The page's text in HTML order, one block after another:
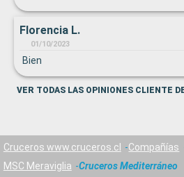
Florencia L.
01/10/2023
Bien
VER TODAS LAS OPINIONES CLIENTE
Cruceros www.cruceros.cl Compañías
MSC Meraviglia
Cruceros Mediterráneo